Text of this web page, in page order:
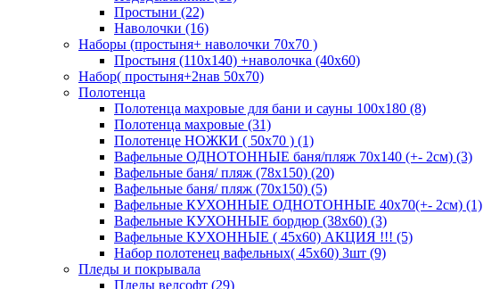
Простыни (22)
Наволочки (16)
Наборы (простыня+ наволочки 70х70 )
Простыня (110х140) +наволочка (40х60)
Набор( простыня+2нав 50х70)
Полотенца
Полотенца махровые для бани и сауны 100х180 (8)
Полотенца махровые (31)
Полотенце НОЖКИ ( 50х70 ) (1)
Вафельные ОДНОТОННЫЕ баня/пляж 70х140 (+- 2см) (3)
Вафельные баня/ пляж (78х150) (20)
Вафельные баня/ пляж (70х150) (5)
Вафельные КУХОННЫЕ ОДНОТОННЫЕ 40х70(+- 2см) (1)
Вафельные КУХОННЫЕ бордюр (38х60) (3)
Вафельные КУХОННЫЕ ( 45х60) АКЦИЯ !!! (5)
Набор полотенец вафельных( 45х60) 3шт (9)
Пледы и покрывала
Пледы велсофт (29)